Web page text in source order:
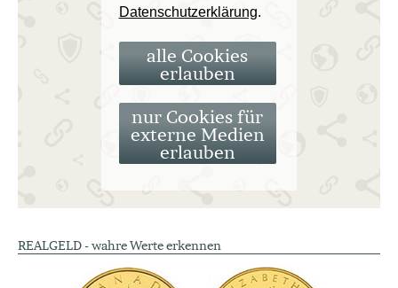
Datenschutzerklärung.
alle Cookies
erlauben
nur Cookies für
externe Medien
erlauben
REALGELD - wahre Werte erkennen